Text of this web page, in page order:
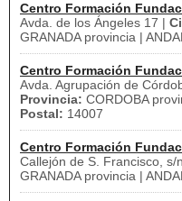
Centro Formación
Avda. de los Ángeles 17 |
GRANADA provincia |
Centro Formación
Avda. Agrupación de
Provincia: CORDOBA
Postal: 14007
Centro Formación
Callejón de S. Francisco, s/
GRANADA provincia |